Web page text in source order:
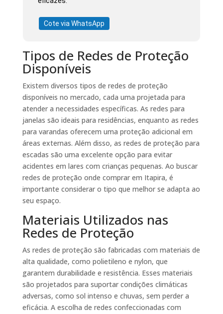
Cote via WhatsApp
Tipos de Redes de Proteção
Disponíveis
Existem diversos tipos de redes de proteção
disponíveis no mercado, cada uma projetada para
atender a necessidades específicas. As redes para
janelas são ideais para residências, enquanto as redes
para varandas oferecem uma proteção adicional em
áreas externas. Além disso, as redes de proteção para
escadas são uma excelente opção para evitar
acidentes em lares com crianças pequenas. Ao buscar
redes de proteção onde comprar em Itapira, é
importante considerar o tipo que melhor se adapta ao
seu espaço.
Materiais Utilizados nas
Redes de Proteção
As redes de proteção são fabricadas com materiais de
alta qualidade, como polietileno e nylon, que
garantem durabilidade e resistência. Esses materiais
são projetados para suportar condições climáticas
adversas, como sol intenso e chuvas, sem perder a
eficácia. A escolha de redes confeccionadas com